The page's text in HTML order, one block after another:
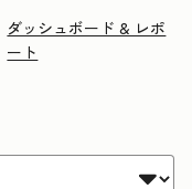
ダッシュボード & レポ
ート